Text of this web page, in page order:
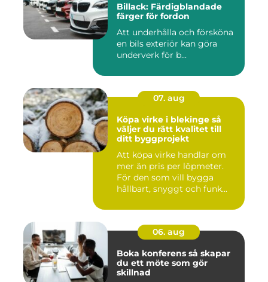
Billack: Färdigblandade
färger för fordon
Att underhålla och försköna
en bils exteriör kan göra
underverk för b...
07. aug
Köpa virke i blekinge så
väljer du rätt kvalitet till
ditt byggprojekt
Att köpa virke handlar om
mer än pris per löpmeter.
För den som vill bygga
hållbart, snyggt och funk...
06. aug
Boka konferens så skapar
du ett möte som gör
skillnad